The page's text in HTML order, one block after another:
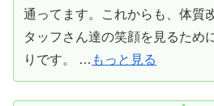
通ってます。これからも、体質
タッフさん達の笑顔を見るため
りです。 … もっと見る